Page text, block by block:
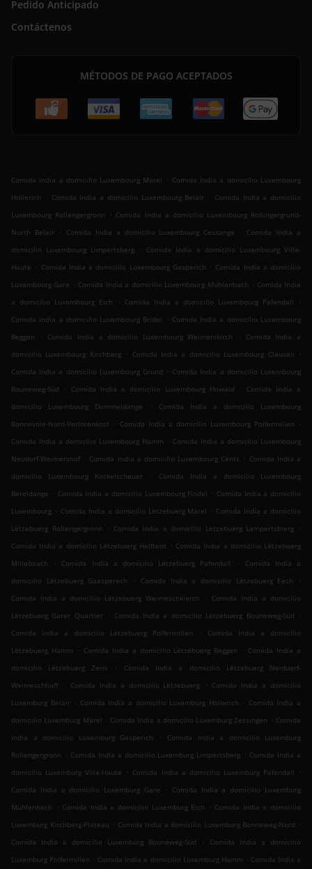
Pedido Anticipado
Contáctenos
MÉTODOS DE PAGO ACEPTADOS
Comida India a domicilio Luxembourg Märel . Comida India a domicilio Luxembourg
Hollerich
. Comida India a domicilio Luxembourg Belair . Comida India a domicilio
Luxembourg Rollengergronn
. Comida India a domicilio Luxembourg Rollingergrund-
North Belair
. Comida India a domicilio Luxembourg Cessange . Comida India a
domicilio Luxembourg Limpertsberg
. Comida India a domicilio Luxembourg Ville-
Haute . Comida India a domicilio Luxembourg Gasperich . Comida India a domicilio
Luxembourg Gare . Comida India a domicilio Luxembourg Muhlenbach . Comida India
a domicilio Luxembourg Eich
. Comida India a domicilio Luxembourg Pafendall
.
Comida India a domicilio Luxembourg Bridel
. Comida India a domicilio Luxembourg
Beggen
. Comida India a domicilio Luxembourg Weimerskirch .
Comida India a
domicilio Luxembourg Kirchberg . Comida India a domicilio Luxembourg Clausen
.
Comida India a domicilio Luxembourg Grund . Comida India a domicilio Luxembourg
Bouneweg-Süd
. Comida India a domicilio Luxembourg Howald . Comida India a
domicilio Luxembourg Dommeldange
.
Comida India a domicilio Luxembourg
Bonnevoie-Nord-Verlorenkost
. Comida India a domicilio Luxembourg Polfermillen
.
Comida India a domicilio Luxembourg Hamm . Comida India a domicilio Luxembourg
Neudorf-Weimershof . Comida India a domicilio Luxembourg Cents . Comida India a
domicilio Luxembourg Kockelscheuer
.
Comida India a domicilio Luxembourg
Bereldange . Comida India a domicilio Luxembourg Findel . Comida India a domicilio
Luxembourg . Comida India a domicilio Lëtzebuerg Märel . Comida India a domicilio
Lëtzebuerg Rollengergronn
. Comida India a domicilio Lëtzebuerg Lampertsbierg
.
Comida India a domicilio Lëtzebuerg Helftent . Comida India a domicilio Lëtzebuerg
Millebaach
. Comida India a domicilio Lëtzebuerg Pafendall .
Comida India a
domicilio Lëtzebuerg Gaasperech
. Comida India a domicilio Lëtzebuerg Eech
.
Comida India a domicilio Lëtzebuerg Weimeschkierch
. Comida India a domicilio
Lëtzebuerg Garer Quartier . Comida India a domicilio Lëtzebuerg Bouneweg-Süd
.
Comida India a domicilio Lëtzebuerg Polfermillen
.
Comida India a domicilio
Lëtzebuerg Hamm
. Comida India a domicilio Lëtzebuerg Beggen . Comida India a
domicilio Lëtzebuerg Zens
.
Comida India a domicilio Lëtzebuerg Neiduerf-
Weimeschhaff
. Comida India a domicilio Lëtzebuerg . Comida India a domicilio
Luxemburg Belair . Comida India a domicilio Luxemburg Hollerich . Comida India a
domicilio Luxemburg Märel . Comida India a domicilio Luxemburg Zessingen . Comida
India a domicilio Luxemburg Gasperich
.
Comida India a domicilio Luxemburg
Rollengergronn . Comida India a domicilio Luxemburg Limpertsberg . Comida India a
domicilio Luxemburg Ville-Haute
. Comida India a domicilio Luxemburg Pafendall
.
Comida India a domicilio Luxemburg Gare
. Comida India a domicilio Luxemburg
Mühlenbach
. Comida India a domicilio Luxemburg Eich . Comida India a domicilio
Luxemburg Kirchberg-Plateau . Comida India a domicilio Luxemburg Bonneweg-Nord .
Comida India a domicilio Luxemburg Bouneweg-Süd
.
Comida India a domicilio
Luxemburg Polfermillen . Comida India a domicilio Luxemburg Hamm . Comida India a